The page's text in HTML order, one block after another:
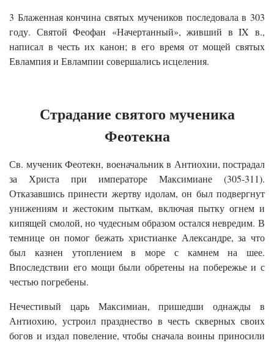
3 Блаженная кончина святых мучеников последовала в 303
году. Святой Феофан «Начертанный», живший в IX в.,
написал в честь их канон; в его время от мощей святых
Евлампия и Евлампии совершались исцеления.
Страдание святого мученика
Феотекна
Св. мученик Феотекн, военачальник в Антиохии, пострадал
за Христа при императоре Максимиане (305-311).
Отказавшись принести жертву идолам, он был подвергнут
унижениям и жестоким пыткам, включая пытку огнем и
кипящей смолой, но чудесным образом остался невредим. В
темнице он помог бежать христианке Александре, за что
был казнен утоплением в море с камнем на шее.
Впоследствии его мощи были обретены на побережье и с
честью погребены.
Нечестивый царь Максимиан, пришедши однажды в
Антиохию, устроил празднество в честь скверных своих
богов и издал повеление, чтобы сначала воины приносили